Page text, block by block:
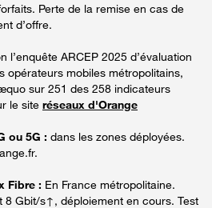
Perte de la remise en cas de
d’offre.
l’enquête ARCEP 2025 d’évaluation
opérateurs mobiles métropolitains,
sur 251 des 258 indicateurs
le site réseaux d'Orange
ou 5G : dans les zones déployées.
Fibre : En France métropolitaine.
8 Gbit/s↑, déploiement en cours. Test